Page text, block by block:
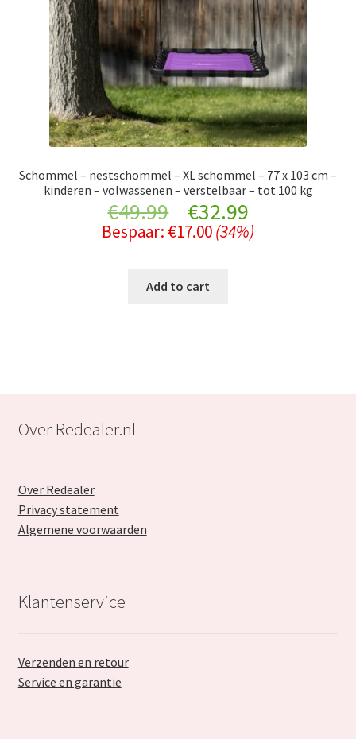
Schommel – nestschommel – XL schommel – 77 x 103 cm –
kinderen – volwassenen – verstelbaar – tot 100 kg
€49.99
Original
price
was:
€32.99Current
price
Bespaar: €17.00(34%)
Add to cart
Over Redealer.nl
Over Redealer
Privacy statement
Algemene voorwaarden
Klantenservice
Verzenden en retour
Service en garantie